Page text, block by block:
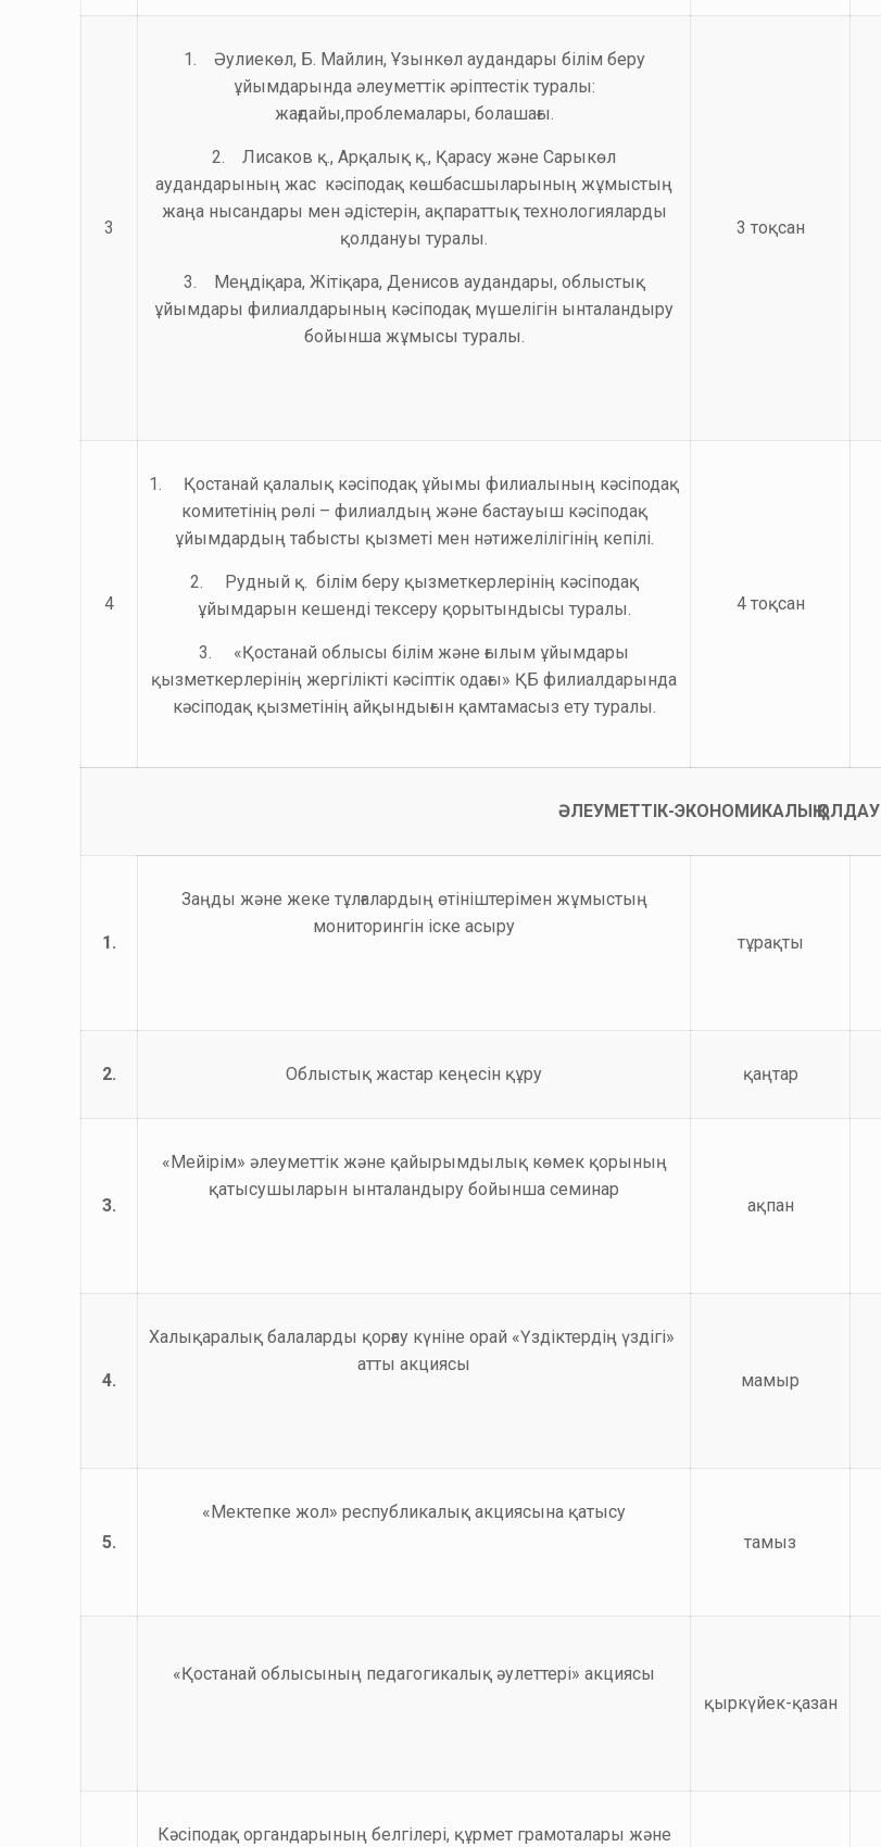
3
1. Әулиекөл, Б. Майлин, Ұзынкөл аудандары білім беру
ұйымдарында әлеуметтік әріптестік туралы:
жағдайы,проблемалары, болашағы.
2. Лисаков қ., Арқалық қ., Қарасу және Сарыкөл
аудандарының жас кәсіподақ көшбасшыларының жұмыстың
жаңа нысандары мен әдістерін, ақпараттық технологияларды
қолдануы туралы.
3. Меңдіқара, Жітіқара, Денисов аудандары, облыстық
ұйымдары филиалдарының кәсіподақ мүшелігін ынталандыру
бойынша жұмысы туралы.
3 тоқсан
4
1. Қостанай қалалық кәсіподақ ұйымы филиалының кәсіподақ
комитетінің рөлі – филиалдың және бастауыш кәсіподақ
ұйымдардың табысты қызметі мен нәтижелілігінің кепілі.
2. Рудный қ. білім беру қызметкерлерінің кәсіподақ
ұйымдарын кешенді тексеру қорытындысы туралы.
3. «Қостанай облысы білім және ғылым ұйымдары
қызметкерлерінің жергілікті кәсіптік одағы» ҚБ филиалдарында
кәсіподақ қызметінің айқындығын қамтамасыз ету туралы.
4 тоқсан
ӘЛЕУМЕТТІК-ЭКОНОМИКАЛЫҚ ҚОЛДАУ
1.
Заңды және жеке тұлғалардың өтініштерімен жұмыстың
мониторингін іске асыру
тұрақты
2. Облыстық жастар кеңесін құру қаңтар
3.
«Мейірім» әлеуметтік және қайырымдылық көмек қорының
қатысушыларын ынталандыру бойынша семинар
ақпан
4.
Халықаралық балаларды қорғау күніне орай «Үздіктердің үздігі»
атты акциясы
мамыр
5.
«Мектепке жол» республикалық акциясына қатысу
тамыз
«Қостанай облысының педагогикалық әулеттері» акциясы
қыркүйек-қазан
Кәсіподақ органдарының белгілері, құрмет грамоталары және